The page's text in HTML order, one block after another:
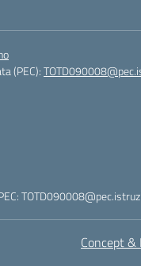
(PEC):
Concept &